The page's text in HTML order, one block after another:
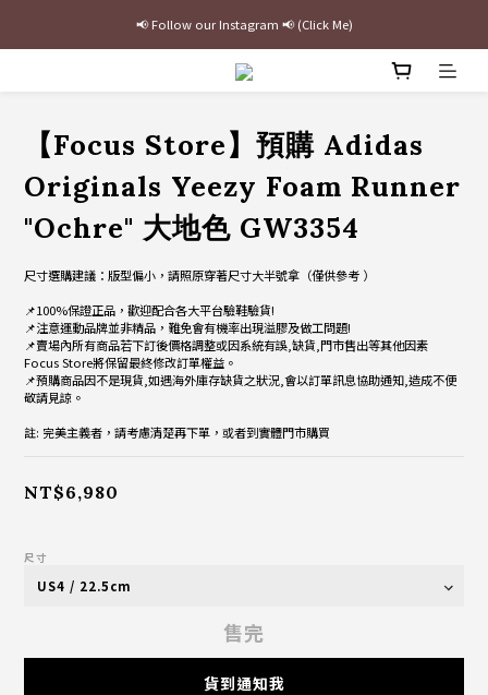
最新三方聯名倒鉤，火熱預購接單中🔥
📢 Follow our Instagram 📢 (Click Me)
加入官網會員即贈$100購物金
【Focus Store】預購 Adidas
Originals Yeezy Foam Runner
"Ochre" 大地色 GW3354
尺寸選購建議：版型偏小，請照原穿著尺寸大半號拿（僅供參考 ）
📌100%保證正品，歡迎配合各大平台驗鞋驗貨!
📌注意運動品牌並非精品，難免會有機率出現溢膠及做工問題!
📌賣場內所有商品若下訂後價格調整或因系統有誤,缺貨,門市售出等其他因素
Focus Store將保留最終修改訂單權益。
📌預購商品因不是現貨,如遇海外庫存缺貨之狀況,會以訂單訊息協助通知,造成不便
敬請見諒。
註: 完美主義者，請考慮清楚再下單，或者到實體門市購買
NT$6,980
尺寸
售完
貨到通知我